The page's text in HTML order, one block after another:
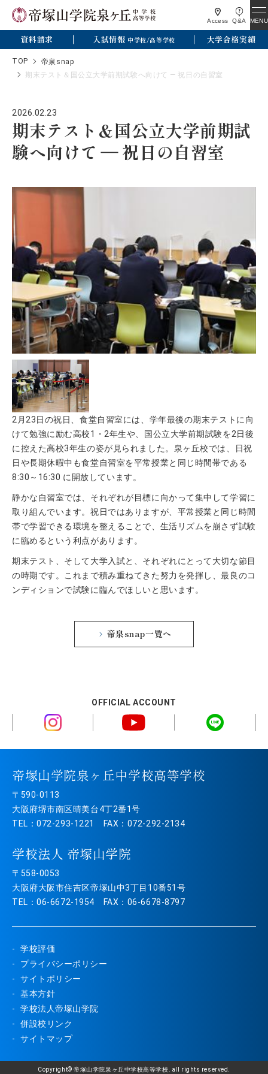
Access Q&A MENU
資料請求 入試情報 中学校/高等学校 大学合格実績
TOP
帝泉snap
期末テスト＆国公立大学前期試験へ向けて ― 祝日の自習室
2026.02.23
期末テスト＆国公立大学前期試
験へ向けて ― 祝日の自習室
2月23日の祝日、食堂自習室には、学年最後の期末テストに向
けて勉強に励む高校1・2年生や、国公立大学前期試験を2日後
に控えた高校3年生の姿が見られました。泉ヶ丘校では、日祝
日や長期休暇中も食堂自習室を平常授業と同じ時間帯である
8:30～16:30 に開放しています。
静かな自習室では、それぞれが目標に向かって集中して学習に
取り組んでいます。祝日ではありますが、平常授業と同じ時間
帯で学習できる環境を整えることで、生活リズムを崩さず試験
に臨めるという利点があります。
期末テスト、そして大学入試と、それぞれにとって大切な節目
の時期です。これまで積み重ねてきた努力を発揮し、最良のコ
ンディションで試験に臨んでほしいと思います。
帝泉snap一覧へ
OFFICIAL ACCOUNT
帝塚山学院泉ヶ丘中学校高等学校
〒590-0113
大阪府堺市南区晴美台4丁2番1号
TEL：072-293-1221 FAX：072-292-2134
学校法人 帝塚山学院
〒558-0053
大阪府大阪市住吉区帝塚山中3丁目10番51号
TEL：06-6672-1954 FAX：06-6678-8797
学校評価
プライバシーポリシー
サイトポリシー
基本方針
学校法人帝塚山学院
併設校リンク
サイトマップ
Copyright© 帝塚山学院泉ヶ丘中学校高等学校. all rights reserved.